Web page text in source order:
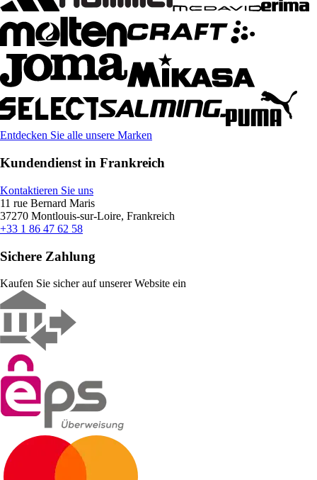
Entdecken Sie alle unsere Marken
Kundendienst in Frankreich
Kontaktieren Sie uns
11 rue Bernard Maris
37270 Montlouis-sur-Loire, Frankreich
+33 1 86 47 62 58
Sichere Zahlung
Kaufen Sie sicher auf unserer Website ein